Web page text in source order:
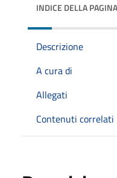
INDICE DELLA PAGINA
Descrizione
A cura di
Allegati
Contenuti correlati